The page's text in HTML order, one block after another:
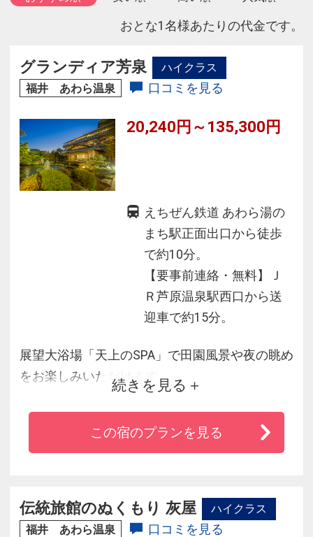
おとな1名様あたりの代金です。
グランディア芳泉
ハイクラス
福井 あわら温泉
口コミを見る
20,240円～135,300円
えちぜん鉄道 あわら湯の
まち駅正面出口から徒歩
で約10分。
【要事前連絡・無料】Ｊ
Ｒ芦原温泉駅西口から送
迎車で約15分。
展望大浴場「天上のSPA」で田園風景や夜の眺め
をお楽しみいただけます。
2021年4月オープンの「ここみち亭」など、５つ
のお部屋タイプがあり、離れや別邸など趣の異
なる露天風呂付客室が自慢です。
続きを見る
この宿のプランを見る
伝統旅館のぬくもり 灰屋
ハイクラス
福井 あわら温泉
口コミを見る